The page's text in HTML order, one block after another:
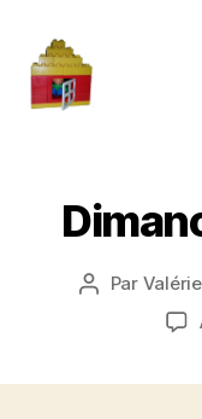
maison
Auteur
Par